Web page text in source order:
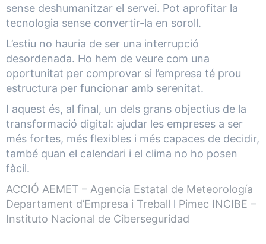
sense deshumanitzar el servei. Pot aprofitar la
tecnologia sense convertir-la en soroll.
L’estiu no hauria de ser una interrupció
desordenada. Ho hem de veure com una
oportunitat per comprovar si l’empresa té prou
estructura per funcionar amb serenitat.
I aquest és, al final, un dels grans objectius de la
transformació digital: ajudar les empreses a ser
més fortes, més flexibles i més capaces de decidir,
també quan el calendari i el clima no ho posen
fàcil.
ACCIÓ AEMET – Agencia Estatal de Meteorología
Departament d’Empresa i Treball l Pimec INCIBE –
Instituto Nacional de Ciberseguridad